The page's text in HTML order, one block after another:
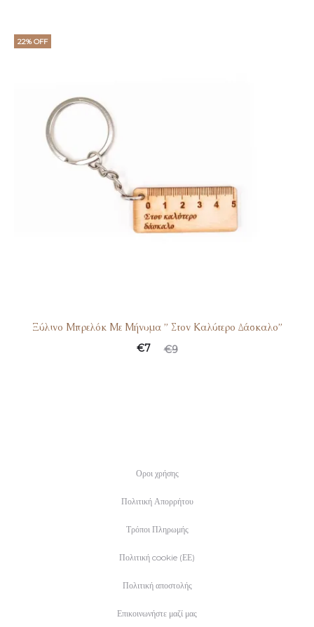
22% OFF
Ξύλινο Μπρελόκ Με Μήνυμα ” Στον Καλύτερο Δάσκαλο”
€9
€7
Οροι χρήσης
Πολιτική Απορρήτου
Τρόποι Πληρωμής
Πολιτική cookie (ΕΕ)
Πολιτική αποστολής
Επικοινωνήστε μαζί μας